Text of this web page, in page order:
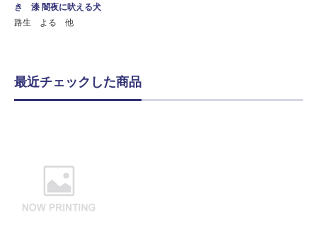
き 漆 闇夜に吠える犬
路生 よる 他
最近チェックした商品